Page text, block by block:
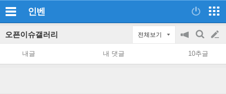
인벤
오픈이슈갤러리 전체보기
공
지
on/off
검
색
글
쓰
내글 내 댓글 10추글